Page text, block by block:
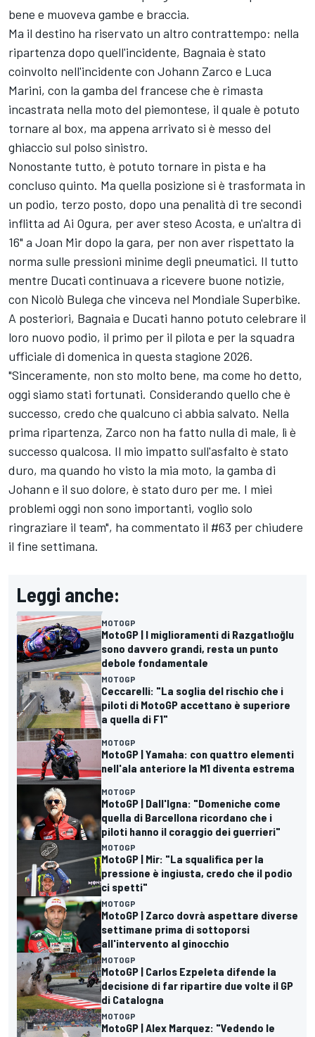
bene e muoveva gambe e braccia.
Ma il destino ha riservato un altro contrattempo: nella
ripartenza dopo quell'incidente, Bagnaia è stato
coinvolto nell'incidente con Johann Zarco e Luca
Marini, con la gamba del francese che è rimasta
incastrata nella moto del piemontese, il quale è potuto
tornare al box, ma appena arrivato si è messo del
ghiaccio sul polso sinistro.
Nonostante tutto, è potuto tornare in pista e ha
concluso quinto. Ma quella posizione si è trasformata in
un podio, terzo posto, dopo una penalità di tre secondi
inflitta ad Ai Ogura, per aver steso Acosta, e un'altra di
16" a Joan Mir dopo la gara, per non aver rispettato la
norma sulle pressioni minime degli pneumatici. Il tutto
mentre Ducati continuava a ricevere buone notizie,
con Nicolò Bulega che vinceva nel Mondiale Superbike.
A posteriori, Bagnaia e Ducati hanno potuto celebrare il
loro nuovo podio, il primo per il pilota e per la squadra
ufficiale di domenica in questa stagione 2026.
"Sinceramente, non sto molto bene, ma come ho detto,
oggi siamo stati fortunati. Considerando quello che è
successo, credo che qualcuno ci abbia salvato. Nella
prima ripartenza, Zarco non ha fatto nulla di male, lì è
successo qualcosa. Il mio impatto sull'asfalto è stato
duro, ma quando ho visto la mia moto, la gamba di
Johann e il suo dolore, è stato duro per me. I miei
problemi oggi non sono importanti, voglio solo
ringraziare il team", ha commentato il #63 per chiudere
il fine settimana.
Leggi anche:
MOTOGP
MotoGP | I miglioramenti di Razgatlıoğlu
sono davvero grandi, resta un punto
debole fondamentale
MOTOGP
Ceccarelli: "La soglia del rischio che i
piloti di MotoGP accettano è superiore
a quella di F1"
MOTOGP
MotoGP | Yamaha: con quattro elementi
nell'ala anteriore la M1 diventa estrema
MOTOGP
MotoGP | Dall'Igna: "Domeniche come
quella di Barcellona ricordano che i
piloti hanno il coraggio dei guerrieri"
MOTOGP
MotoGP | Mir: "La squalifica per la
pressione è ingiusta, credo che il podio
ci spetti"
MOTOGP
MotoGP | Zarco dovrà aspettare diverse
settimane prima di sottoporsi
all'intervento al ginocchio
MOTOGP
MotoGP | Carlos Ezpeleta difende la
decisione di far ripartire due volte il GP
di Catalogna
MOTOGP
MotoGP | Alex Marquez: "Vedendo le